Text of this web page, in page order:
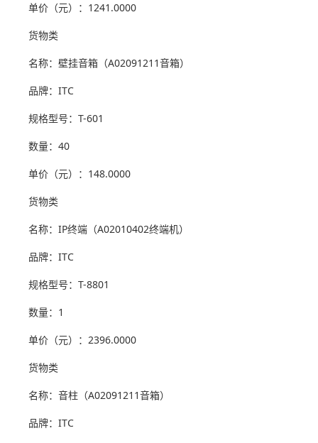
单价（元）：1241.0000
货物类
名称：壁挂音箱（A02091211音箱）
品牌：ITC
规格型号：T-601
数量：40
单价（元）：148.0000
货物类
名称：IP终端（A02010402终端机）
品牌：ITC
规格型号：T-8801
数量：1
单价（元）：2396.0000
货物类
名称：音柱（A02091211音箱）
品牌：ITC